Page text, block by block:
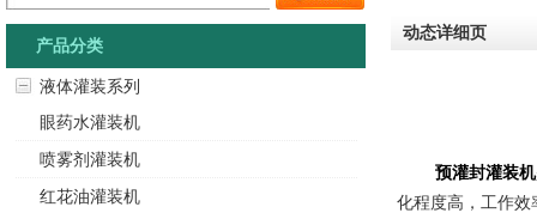
动态详细页
预灌封灌装机
化程度高，工作效
产品分类
液体灌装系列
眼药水灌装机
喷雾剂灌装机
红花油灌装机